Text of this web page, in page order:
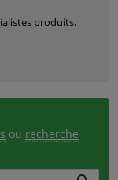
produits.
ou recherche